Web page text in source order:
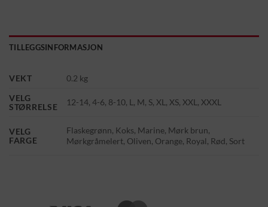
TILLEGGSINFORMASJON
VEKT
0.2 kg
VELG
STØRRELSE
12-14, 4-6, 8-10, L, M, S, XL, XS, XXL, XXXL
VELG
FARGE
Flaskegrønn, Koks, Marine, Mørk brun,
Mørkgråmelert, Oliven, Orange, Royal, Rød, Sort